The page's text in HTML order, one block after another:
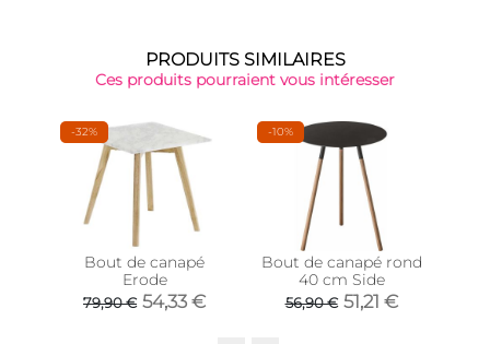
PRODUITS SIMILAIRES
Ces produits pourraient vous intéresser
-32%
Bout de canapé
Erode
79,90 € 54,33 €
-10%
Bout de canapé rond
40 cm Side
56,90 € 51,21 €